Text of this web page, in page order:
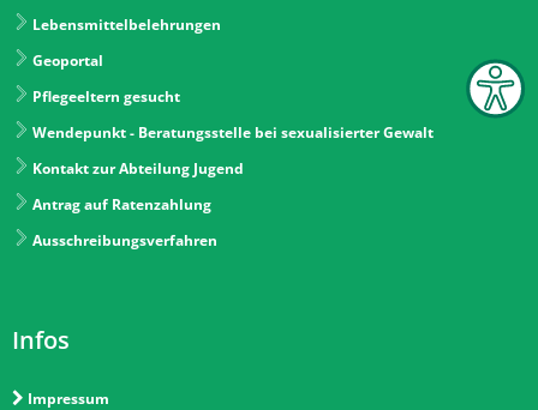
Lebensmittelbelehrungen
Geoportal
Pflegeeltern gesucht
Wendepunkt - Beratungsstelle bei sexualisierter Gewalt
Kontakt zur Abteilung Jugend
Antrag auf Ratenzahlung
Ausschreibungsverfahren
Infos
Impressum